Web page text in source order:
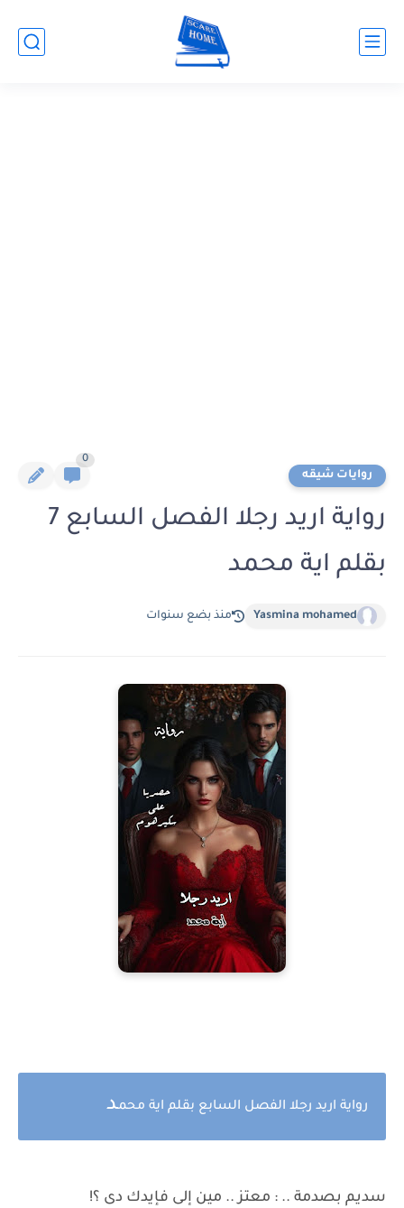
روايات شيقه
0
رواية اريد رجلا الفصل السابع 7
بقلم اية محمد
Yasmina mohamed منذ بضع سنوات
رواية اريد رجلا الفصل السابع بقلم اية محمد
سديم بصدمة .. : معتز .. مين إلى فإيدك دى ؟!